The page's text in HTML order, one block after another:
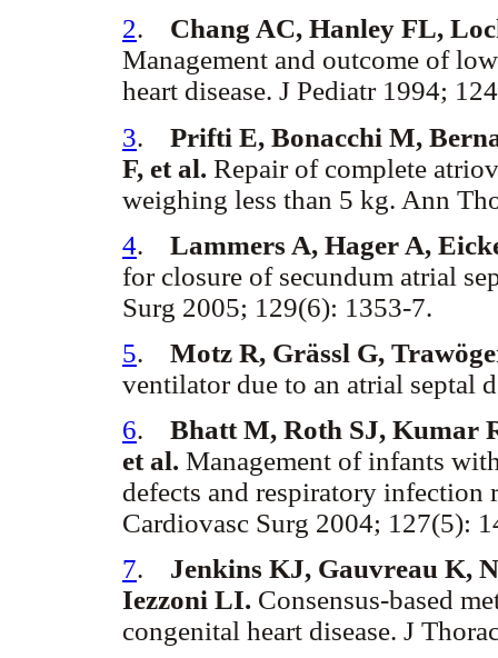
2. Chang AC, Hanley FL,
Management and outcome of
heart disease. J Pediatr 1994;
3. Prifti E, Bonacchi M,
F, et al. Repair of complete
weighing less than 5 kg. Ann
4. Lammers A, Hager A,
for closure of secundum atrial
Surg 2005; 129(6): 1353-7.
5. Motz R, Grässl G,
ventilator due to an atrial septal
6. Bhatt M, Roth SJ, Kumar
et al. Management of infants
defects and respiratory
Cardiovasc Surg 2004; 127(5):
7. Jenkins KJ, Gauvreau K,
Iezzoni LI. Consensus-based
congenital heart disease. J